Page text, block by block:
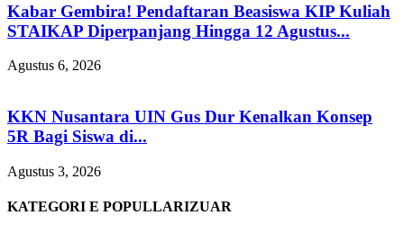
Kabar Gembira! Pendaftaran Beasiswa KIP Kuliah
STAIKAP Diperpanjang Hingga 12 Agustus...
Agustus 6, 2026
KKN Nusantara UIN Gus Dur Kenalkan Konsep
5R Bagi Siswa di...
Agustus 3, 2026
KATEGORI E POPULLARIZUAR